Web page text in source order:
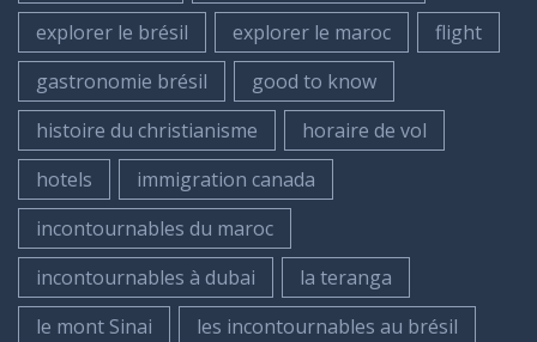
explorer le brésil
explorer le maroc
flight
gastronomie brésil
good to know
histoire du christianisme
horaire de vol
hotels
immigration canada
incontournables du maroc
incontournables à dubai
la teranga
le mont Sinai
les incontournables au brésil